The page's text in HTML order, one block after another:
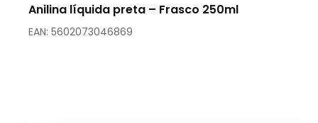
Anilina líquida preta – Frasco 250ml
EAN: 5602073046869